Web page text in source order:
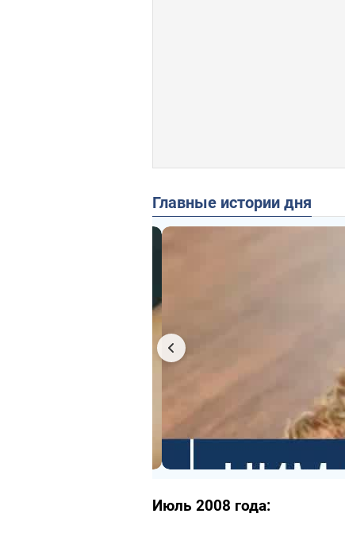
Главные истории дня
Июль 2008 года: